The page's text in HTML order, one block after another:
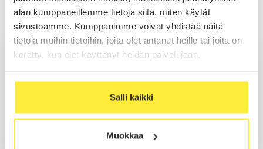
alan kumppaneillemme tietoja siitä, miten käytät
sivustoamme. Kumppanimme voivat yhdistää näitä
tietoja muihin tietoihin, joita olet antanut heille tai joita on
kerätty, kun olet käyttänyt heidän palvelujaan.
Salli kaikki
Muokkaa
Myynti Helsinki
Sakari Cronström
Myynti